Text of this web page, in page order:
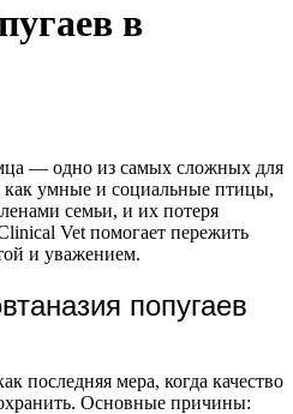
в
— одно из самых сложных для
умные и социальные птицы,
семьи, и их потеря
Vet помогает пережить
и уважением.
попугаев
последняя мера, когда качество
Основные причины: